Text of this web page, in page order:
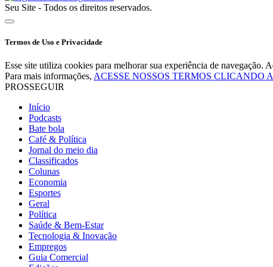
Seu Site - Todos os direitos reservados.
Termos de Uso e Privacidade
Esse site utiliza cookies para melhorar sua experiência de navegação.
Para mais informações, ACESSE NOSSOS TERMOS CLICANDO
PROSSEGUIR
Início
Podcasts
Bate bola
Café & Política
Jornal do meio dia
Classificados
Colunas
Economia
Esportes
Geral
Política
Saúde & Bem-Estar
Tecnologia & Inovação
Empregos
Guia Comercial